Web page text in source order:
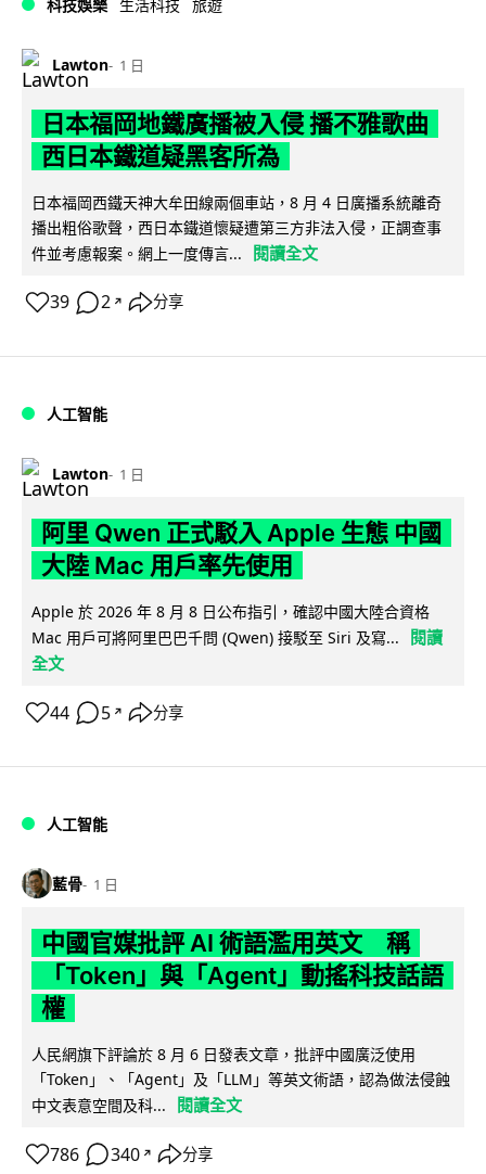
科技娛樂 生活科技 旅遊
Lawton 1 日
日本福岡地鐵廣播被入侵 播不雅歌曲
西日本鐵道疑黑客所為
日本福岡西鐵天神大牟田線兩個車站，8 月 4 日廣播系統離奇
播出粗俗歌聲，西日本鐵道懷疑遭第三方非法入侵，正調查事
件並考慮報案。網上一度傳言...
閱讀全文
39 2 ↗ 分享
人工智能
Lawton 1 日
阿里 Qwen 正式駁入 Apple 生態 中國
大陸 Mac 用戶率先使用
Apple 於 2026 年 8 月 8 日公布指引，確認中國大陸合資格
Mac 用戶可將阿里巴巴千問 (Qwen) 接駁至 Siri 及寫...
閱讀
全文
44 5 ↗ 分享
人工智能
藍骨 1 日
中國官媒批評 AI 術語濫用英文 稱
「Token」與「Agent」動搖科技話語
權
人民網旗下評論於 8 月 6 日發表文章，批評中國廣泛使用
「Token」、「Agent」及「LLM」等英文術語，認為做法侵蝕
中文表意空間及科...
閱讀全文
786 340 ↗ 分享